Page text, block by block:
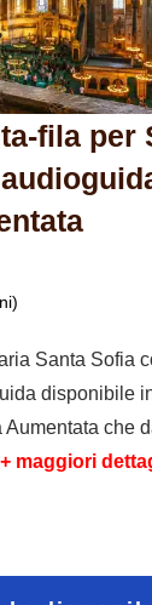
fila per
Santa Sofia
disponibile
che
+ maggiori